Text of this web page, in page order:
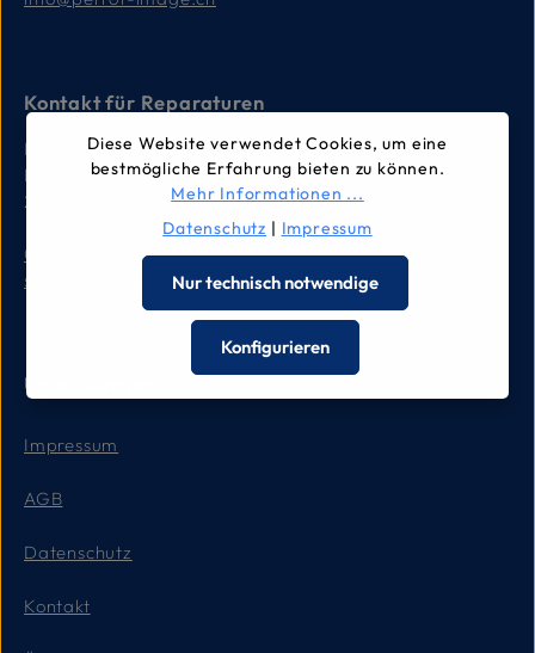
Kontakt für Reparaturen
Leica Camera AG
Hauptstrasse 104
2560 Nidau, Schweiz
032 332 90 90
service.ch@leica-camera.com
Unternehmen
Impressum
AGB
Datenschutz
Kontakt
Diese Website verwendet Cookies, um eine
bestmögliche Erfahrung bieten zu können.
Mehr Informationen ...
Datenschutz | Impressum
Nur technisch notwendige
Konfigurieren